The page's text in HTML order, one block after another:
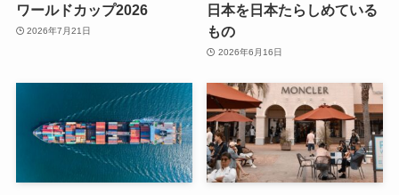
ワールドカップ2026
2026年7月21日
日本を日本たらしめている
もの
2026年6月16日